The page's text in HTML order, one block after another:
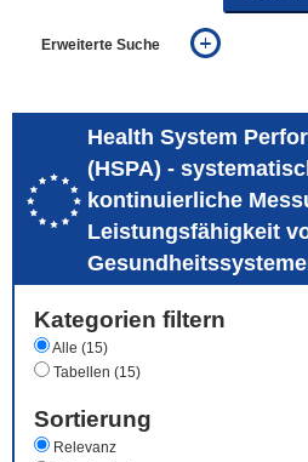
Erweiterte Suche
auch in allen Texten suchen
auch Synonyme einbeziehen
auch ähnlich geschriebenes
Health System
(HSPA) -
kontinuierliche
Leistungsfähigkeit
Kategorien filtern
Alle (15)
Tabellen (15)
Sortierung
Relevanz